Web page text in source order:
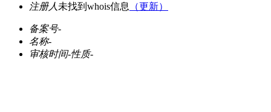
注册人 未找到whois信息 （更新）
备案号-
名称-
审核时间-性质-